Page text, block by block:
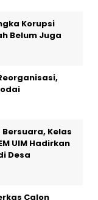
Korupsi
Belum Juga
Kelas
UIM Hadirkan
Desa
Calon